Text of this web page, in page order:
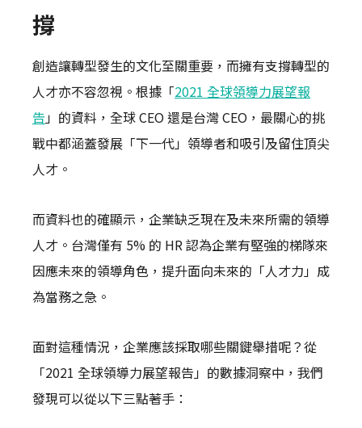
撐
創造讓轉型發生的文化至關重要，而擁有支撐轉型的
人才亦不容忽視。根據「2021 全球領導力展望報
告」的資料，全球 CEO 還是台灣 CEO，最關心的挑
戰中都涵蓋發展「下一代」領導者和吸引及留住頂尖
人才。
而資料也的確顯示，企業缺乏現在及未來所需的領導
人才。台灣僅有 5% 的 HR 認為企業有堅強的梯隊來
因應未來的領導角色，提升面向未來的「人才力」成
為當務之急。
面對這種情況，企業應該採取哪些關鍵舉措呢？從
「2021 全球領導力展望報告」的數據洞察中，我們
發現可以從以下三點著手：